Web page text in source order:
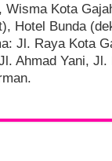
Wisma Kota
Hotel Bunda
Jl. Raya Kota
Ahmad Yani,